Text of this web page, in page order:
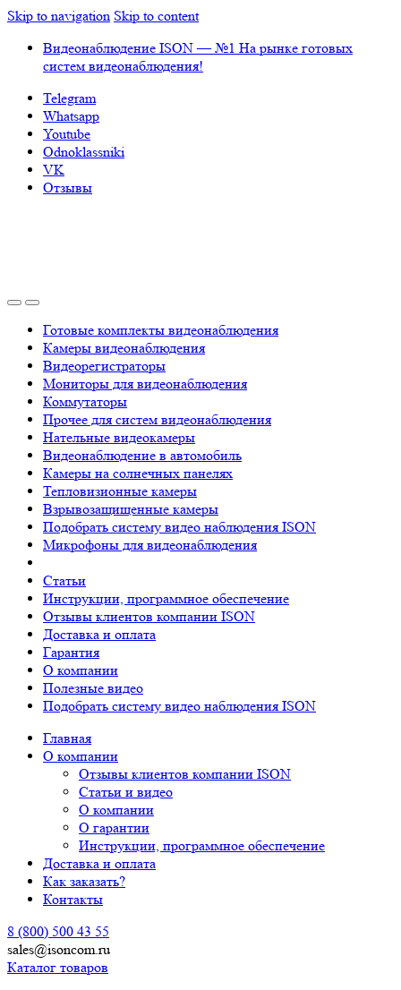
Skip to navigation Skip to content
Видеонаблюдение ISON — №1 На рынке готовых
систем видеонаблюдения!
Telegram
Whatsapp
Youtube
Odnoklassniki
VK
Отзывы
Готовые комплекты видеонаблюдения
Камеры видеонаблюдения
Видеорегистраторы
Мониторы для видеонаблюдения
Коммутаторы
Прочее для систем видеонаблюдения
Нательные видеокамеры
Видеонаблюдение в автомобиль
Камеры на солнечных панелях
Тепловизионные камеры
Взрывозащищенные камеры
Подобрать систему видео наблюдения ISON
Микрофоны для видеонаблюдения
Статьи
Инструкции, программное обеспечение
Отзывы клиентов компании ISON
Доставка и оплата
Гарантия
О компании
Полезные видео
Подобрать систему видео наблюдения ISON
Главная
О компании
Отзывы клиентов компании ISON
Статьи и видео
О компании
О гарантии
Инструкции, программное обеспечение
Доставка и оплата
Как заказать?
Контакты
8 (800) 500 43 55
sales@isoncom.ru
Каталог товаров